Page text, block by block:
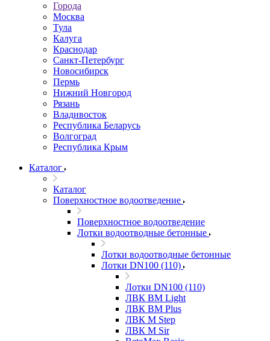
Города
Москва
Тула
Калуга
Краснодар
Санкт-Петербург
Новосибирск
Пермь
Нижний Новгород
Рязань
Владивосток
Республика Беларусь
Волгоград
Республика Крым
Каталог
Каталог
Поверхностное водоотведение
Поверхностное водоотведение
Лотки водоотводные бетонные
Лотки водоотводные бетонные
Лотки DN100 (110)
Лотки DN100 (110)
ЛВК ВМ Light
ЛВК ВМ Plus
ЛВК М Step
ЛВК М Sir